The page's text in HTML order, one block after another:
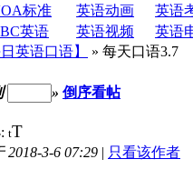
标准 英语动画
英语
英语 英语视频
英语
日英语口语】
» 每天口语3.7
» 倒序看帖
tT
2018-3-6 07:29 | 只看该作者